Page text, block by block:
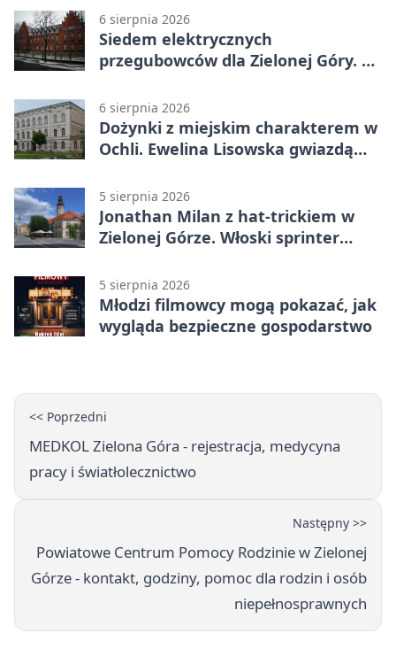
6 sierpnia 2026
Siedem elektrycznych
przegubowców dla Zielonej Góry. To
6 sierpnia 2026
Dożynki z miejskim charakterem w
Ochli. Ewelina Lisowska gwiazdą
5 sierpnia 2026
Jonathan Milan z hat-trickiem w
Zielonej Górze. Włoski sprinter
5 sierpnia 2026
Młodzi filmowcy mogą pokazać, jak
wygląda bezpieczne gospodarstwo
<< Poprzedni
MEDKOL Zielona Góra - rejestracja, medycyna
pracy i światłolecznictwo
Następny >>
Powiatowe Centrum Pomocy Rodzinie w Zielonej
Górze - kontakt, godziny, pomoc dla rodzin i osób
niepełnosprawnych